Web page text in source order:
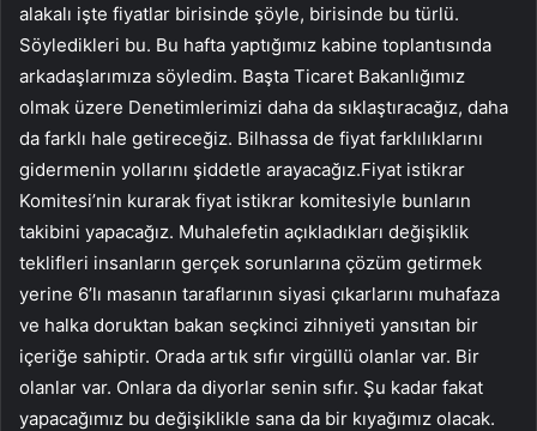
alakalı işte fiyatlar birisinde şöyle, birisinde bu türlü.
Söyledikleri bu. Bu hafta yaptığımız kabine toplantısında
arkadaşlarımıza söyledim. Başta Ticaret Bakanlığımız
olmak üzere Denetimlerimizi daha da sıklaştıracağız, daha
da farklı hale getireceğiz. Bilhassa de fiyat farklılıklarını
gidermenin yollarını şiddetle arayacağız.Fiyat istikrar
Komitesi’nin kurarak fiyat istikrar komitesiyle bunların
takibini yapacağız. Muhalefetin açıkladıkları değişiklik
teklifleri insanların gerçek sorunlarına çözüm getirmek
yerine 6’lı masanın taraflarının siyasi çıkarlarını muhafaza
ve halka doruktan bakan seçkinci zihniyeti yansıtan bir
içeriğe sahiptir. Orada artık sıfır virgüllü olanlar var. Bir
olanlar var. Onlara da diyorlar senin sıfır. Şu kadar fakat
yapacağımız bu değişiklikle sana da bir kıyağımız olacak.